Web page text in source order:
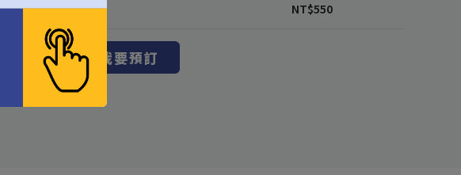
NT$550
我要預訂